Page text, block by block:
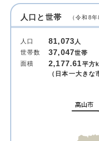
人口と世帯 （令和8
人口 81,073人
世帯数
37,047世帯
面積
2,177.61平方
（日本一大きな